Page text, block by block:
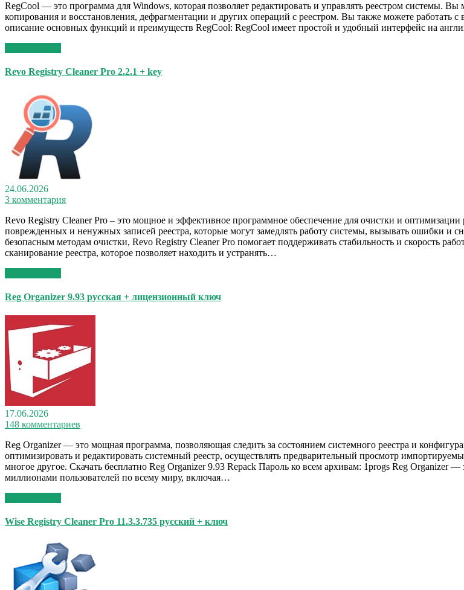
RegCool — это программа для Windows, которая позволяет редактировать и управлять реестром системы.
копирования и восстановления, дефрагментации и других операций с реестром. Вы также можете работать
описание основных функций и преимуществ RegCool: RegCool имеет простой и удобный интерфейс на
Revo Registry Cleaner Pro 2.2.1 + key
24.06.2026
3 комментария
Revo Registry Cleaner Pro – это мощное и эффективное программное обеспечение для очистки и оптимизации
поврежденных и ненужных записей реестра, которые могут замедлять работу системы, вызывать ошибки и
безопасным методам очистки, Revo Registry Cleaner Pro помогает поддерживать стабильность и скорость
сканирование реестра, которое позволяет находить и устранять…
Reg Organizer 9.93 русская + лицензионный ключ
17.06.2026
148 комментариев
Reg Organizer — это мощная программа, позволяющая следить за состоянием системного реестра и
оптимизировать и редактировать системный реестр, осуществлять предварительный просмотр
многое другое. Скачать бесплатно Reg Organizer 9.93 Repack Пароль ко всем архивам: 1progs Reg
миллионами пользователей по всему миру, включая…
Wise Registry Cleaner Pro 11.3.3.735 русский + ключ